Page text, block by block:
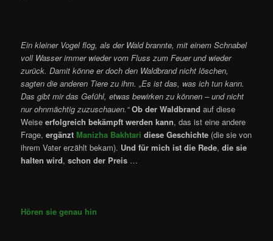
Ein kleiner Vogel flog, als der Wald brannte, mit einem Schnabel
voll Wasser immer wieder vom Fluss zum Feuer und wieder
zurück. Damit könne er doch den Waldbrand nicht löschen,
sagten die anderen Tiere zu ihm. „Es ist das, was ich tun kann.
Das gibt mir das Gefühl, etwas bewirken zu können – und nicht
nur ohnmächtig zuzuschauen.“ Ob der Waldbrand auf diese
Weiseerfolgreich bekämpft werden kann, das ist eine andere
Frage,ergänzt Manizha Bakhtari diese Geschichte (die sie von
ihrem Vater erzählt bekam). Und für mich ist die Rede,die sie
halten wird,schon der Preis …
Hören sie genau hin